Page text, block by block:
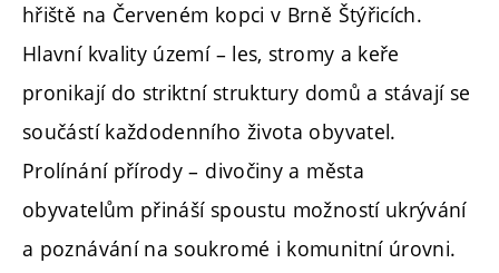
hřiště na Červeném kopci v Brně Štýřicích.
Hlavní kvality území – les, stromy a keře
pronikají do striktní struktury domů a stávají se
součástí každodenního života obyvatel.
Prolínání přírody – divočiny a města
obyvatelům přináší spoustu možností ukrývání
a poznávání na soukromé i komunitní úrovni.